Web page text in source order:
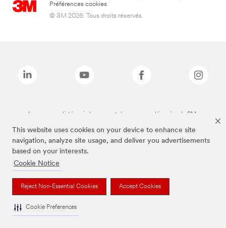
This website uses cookies on your device to enhance site
navigation, analyze site usage, and deliver you advertisements
based on your interests.
Cookie Notice
Reject Non-Essential Cookies Accept Cookies
Cookie Preferences
Préférences cookies
© 3M 2026. Tous droits réservés.
Les marques listées ci-dessus sont des marques déposées de 3M.